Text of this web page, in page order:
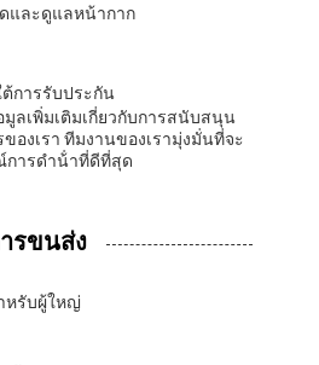
น้ํา
และดูแลหน้ากาก
การรับประกัน
ลเพิ่มเติมเกี่ยวกับการสนับสนุน
องเรา ทีมงานของเรามุ่งมั่นที่จะ
ารดําน้ําที่ดีที่สุด
รขนส่ง
หรับผู้ใหญ่